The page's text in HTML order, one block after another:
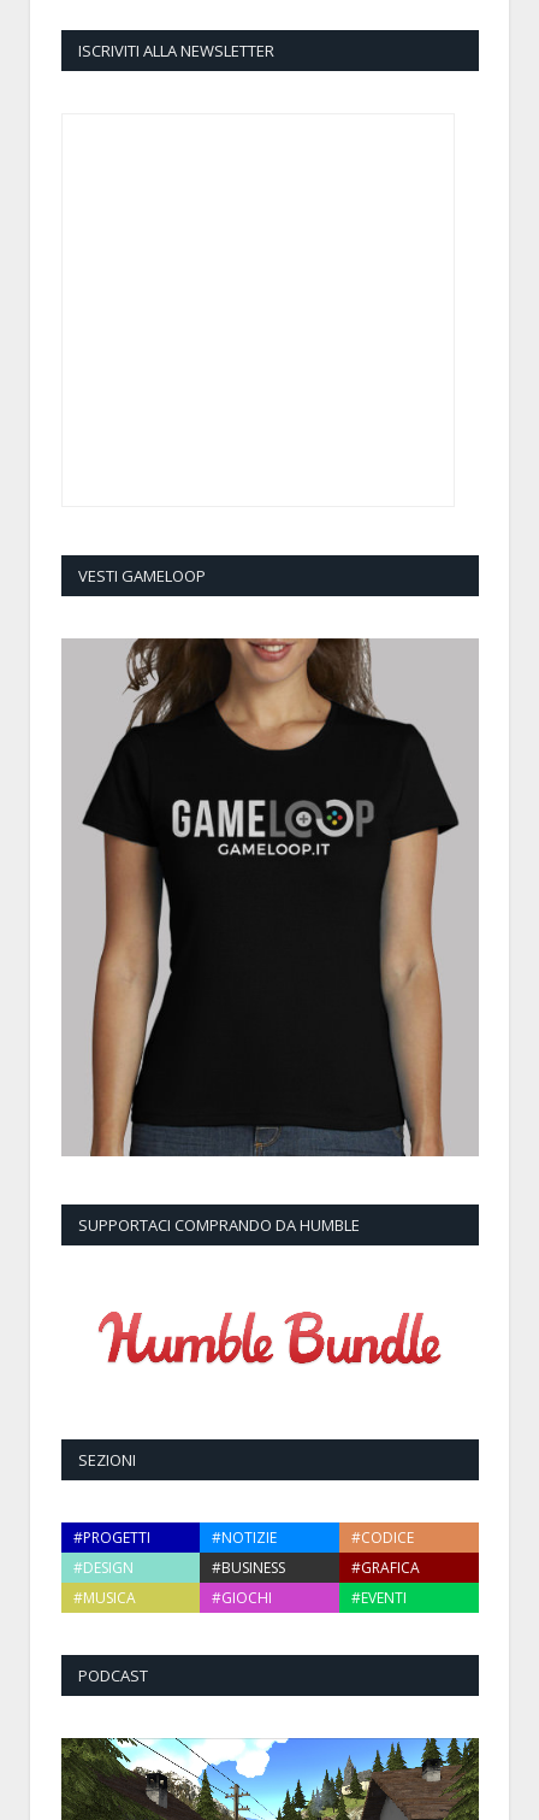
ISCRIVITI ALLA NEWSLETTER
VESTI GAMELOOP
SUPPORTACI COMPRANDO DA HUMBLE
SEZIONI
#PROGETTI #NOTIZIE
#CODICE
#DESIGN
#BUSINESS
#GRAFICA
#MUSICA
#GIOCHI #EVENTI
PODCAST